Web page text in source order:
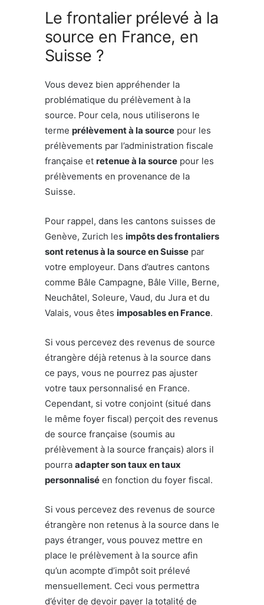
Le frontalier prélevé à la
source en France, en
Suisse ?
Vous devez bien appréhender la
problématique du prélèvement à la
source. Pour cela, nous utiliserons le
terme prélèvement à la source pour les
prélèvements par l’administration fiscale
française et retenue à la source pour les
prélèvements en provenance de la
Suisse.
Pour rappel, dans les cantons suisses de
Genève, Zurich les impôts des frontaliers
sont retenus à la source en Suisse par
votre employeur. Dans d’autres cantons
comme Bâle Campagne, Bâle Ville, Berne,
Neuchâtel, Soleure, Vaud, du Jura et du
Valais, vous êtes imposables en France.
Si vous percevez des revenus de source
étrangère déjà retenus à la source dans
ce pays, vous ne pourrez pas ajuster
votre taux personnalisé en France.
Cependant, si votre conjoint (situé dans
le même foyer fiscal) perçoit des revenus
de source française (soumis au
prélèvement à la source français) alors il
pourra adapter son taux en taux
personnalisé en fonction du foyer fiscal.
Si vous percevez des revenus de source
étrangère non retenus à la source dans le
pays étranger, vous pouvez mettre en
place le prélèvement à la source afin
qu’un acompte d’impôt soit prélevé
mensuellement. Ceci vous permettra
d’éviter de devoir payer la totalité de